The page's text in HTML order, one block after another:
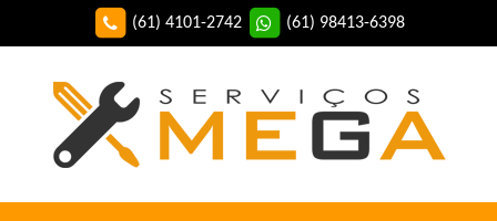
(61) 4101-2742 (61) 98413-6398